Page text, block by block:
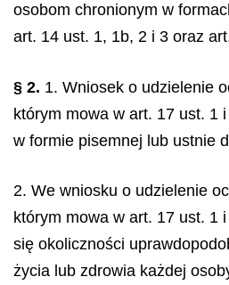
osobom chronionym w
art. 14 ust. 1, 1b, 2 i 3 oraz
§ 2. 1. Wniosek o udzielenie
którym mowa w art. 17 ust. 1
w formie pisemnej lub ustnie
2. We wniosku o udzielenie
którym mowa w art. 17 ust. 1
się okoliczności
życia lub zdrowia każdej